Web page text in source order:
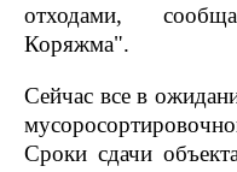
отходами,
Коряжма".
Сейчас все в
Сроки сдачи